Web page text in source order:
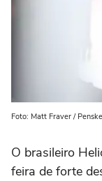
Foto: Matt Fraver /
O brasileiro
feira de forte